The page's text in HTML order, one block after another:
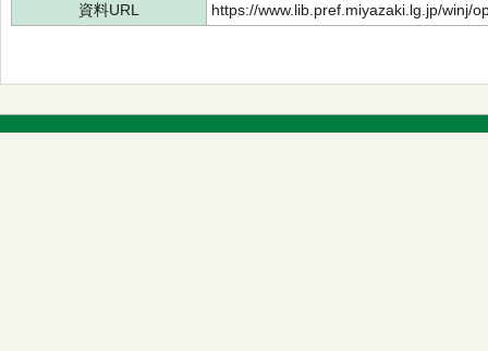
資料URL
https://www.lib.pref.miyazaki.lg.jp/winj/